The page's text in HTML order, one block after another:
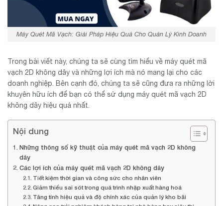
Máy Quét Mã Vạch: Giải Pháp Hiệu Quả Cho Quản Lý Kinh Doanh
Trong bài viết này, chúng ta sẽ cùng tìm hiểu về máy quét mã
vạch 2D không dây và những lợi ích mà nó mang lại cho các
doanh nghiệp. Bên cạnh đó, chúng ta sẽ cũng đưa ra những lời
khuyên hữu ích để bạn có thể sử dụng máy quét mã vạch 2D
không dây hiệu quả nhất.
Nội dung
Những thông số kỹ thuật của máy quét mã vạch 2D không
dây
Các lợi ích của máy quét mã vạch 2D không dây
Tiết kiệm thời gian và công sức cho nhân viên
Giảm thiểu sai sót trong quá trình nhập xuất hàng hoá
Tăng tính hiệu quả và độ chính xác của quản lý kho bãi